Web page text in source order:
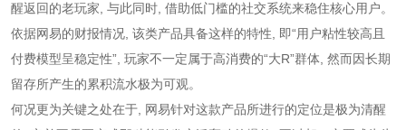
醒返回的老玩家, 与此同时, 借助低门槛的社交系统来稳住核心用户。
依据网易的财报情况, 该类产品具备这样的特性, 即“用户粘性较高且
付费模型呈稳定性”, 玩家不一定属于高消费的“大R”群体, 然而因长期
留存所产生的累积流水极为可观。
何况更为关键之处在于, 网易针对这款产品所进行的定位是极为清醒